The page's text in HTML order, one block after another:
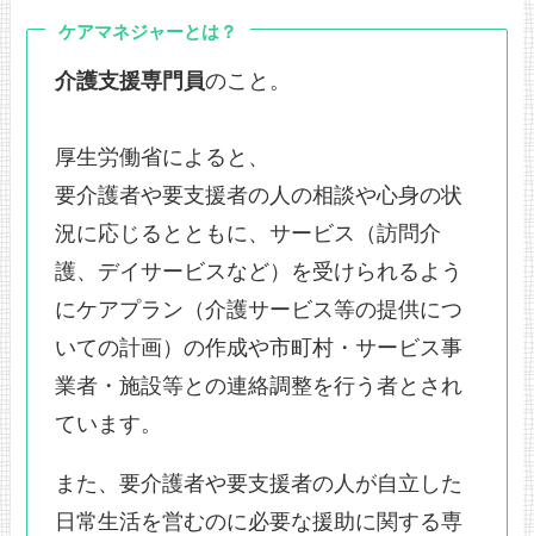
ケアマネジャーとは？
介護支援専門員のこと。
厚生労働省によると、
要介護者や要支援者の人の相談や心身の状
況に応じるとともに、サービス（訪問介
護、デイサービスなど）を受けられるよう
にケアプラン（介護サービス等の提供につ
いての計画）の作成や市町村・サービス事
業者・施設等との連絡調整を行う者とされ
ています。
また、要介護者や要支援者の人が自立した
日常生活を営むのに必要な援助に関する専